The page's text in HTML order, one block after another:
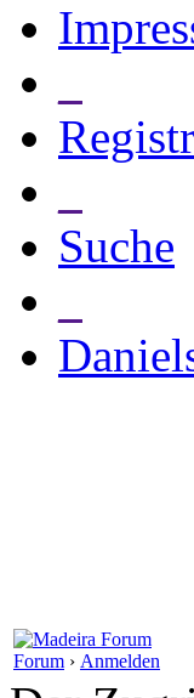
Suche
Forum › Anmelden